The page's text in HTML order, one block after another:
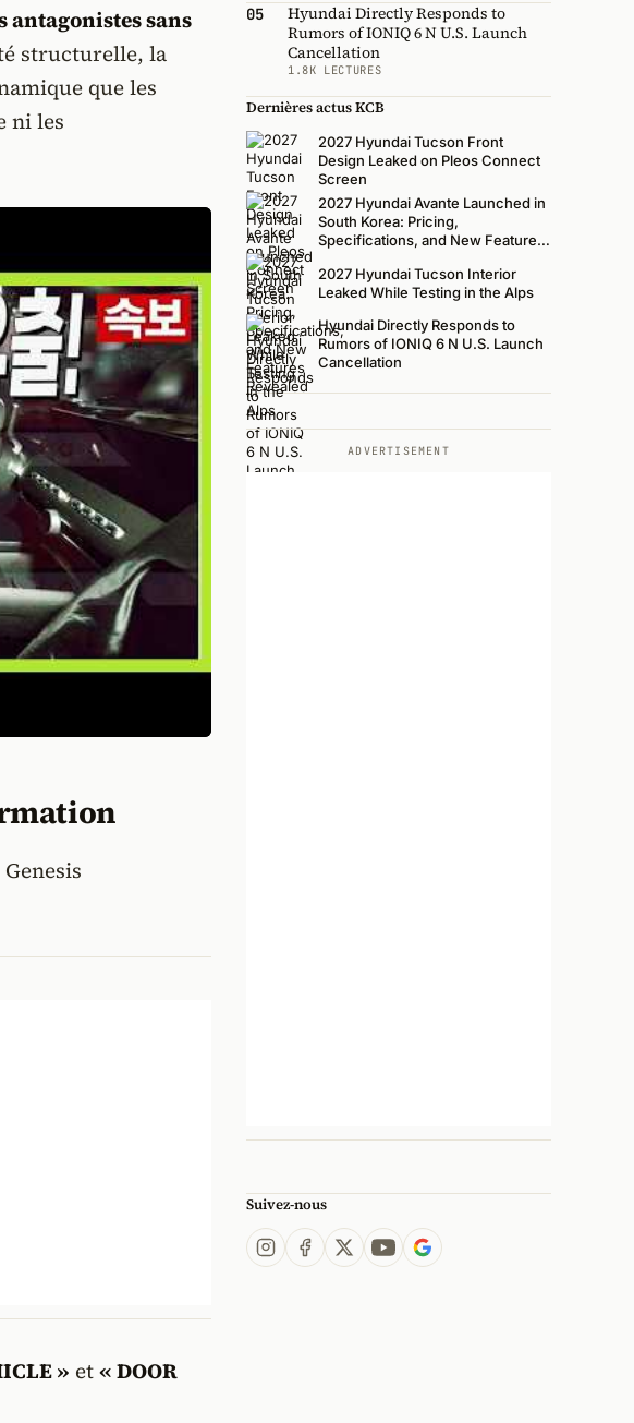
antagonistes sans
structurelle, la
que les
ni les
» et« DOOR
05
Hyundai Directly Responds to
Rumors of IONIQ 6 N U.S. Launch
Cancellation
1.8K LECTURES
Dernières actus KCB
2027 Hyundai Tucson Front
Design Leaked on Pleos Connect
Screen
2027 Hyundai Avante Launched in
South Korea: Pricing,
Specifications, and New Features
2027 Hyundai Tucson Interior
Leaked While Testing in the Alps
Hyundai Directly Responds to
Rumors of IONIQ 6 N U.S. Launch
Cancellation
ADVERTISEMENT
Suivez-nous